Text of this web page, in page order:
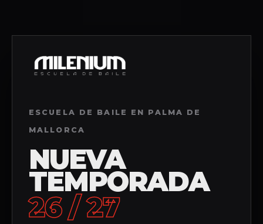
ESCUELA DE BAILE EN PALMA DE
MALLORCA
NUEVA
TEMPORADA
26 / 27